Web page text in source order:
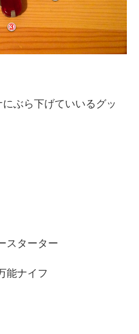
ぶら下げていいるグッ
スターター
能ナイフ